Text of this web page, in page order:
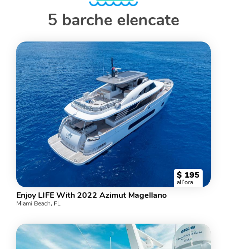
5 barche elencate
$ 195
all'ora
Enjoy LIFE With 2022 Azimut Magellano
Miami Beach, FL